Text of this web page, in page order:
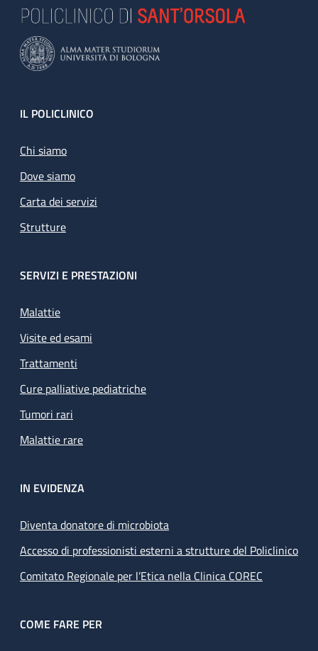
Footer
IL POLICLINICO
Chi siamo
Dove siamo
Carta dei servizi
Strutture
SERVIZI E PRESTAZIONI
Malattie
Visite ed esami
Trattamenti
Cure palliative pediatriche
Tumori rari
Malattie rare
IN EVIDENZA
Diventa donatore di microbiota
Accesso di professionisti esterni a strutture del Policlinico
Comitato Regionale per l’Etica nella Clinica COREC
COME FARE PER